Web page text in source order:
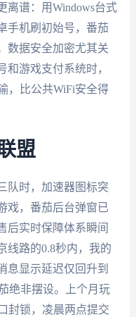
离谱：用Windows台式
手机刷初始号，番茄
数据安全加密尤其关
游戏支付系统时，
，比公共WiFi安全得
盟
队时，加速器图标突
戏，番茄后台弹窗已
后实时保障体系瞬间
线路的0.8秒内，我的
显示延迟仅回升到
绝非摆设。上个月玩
封锁，凌晨两点提交